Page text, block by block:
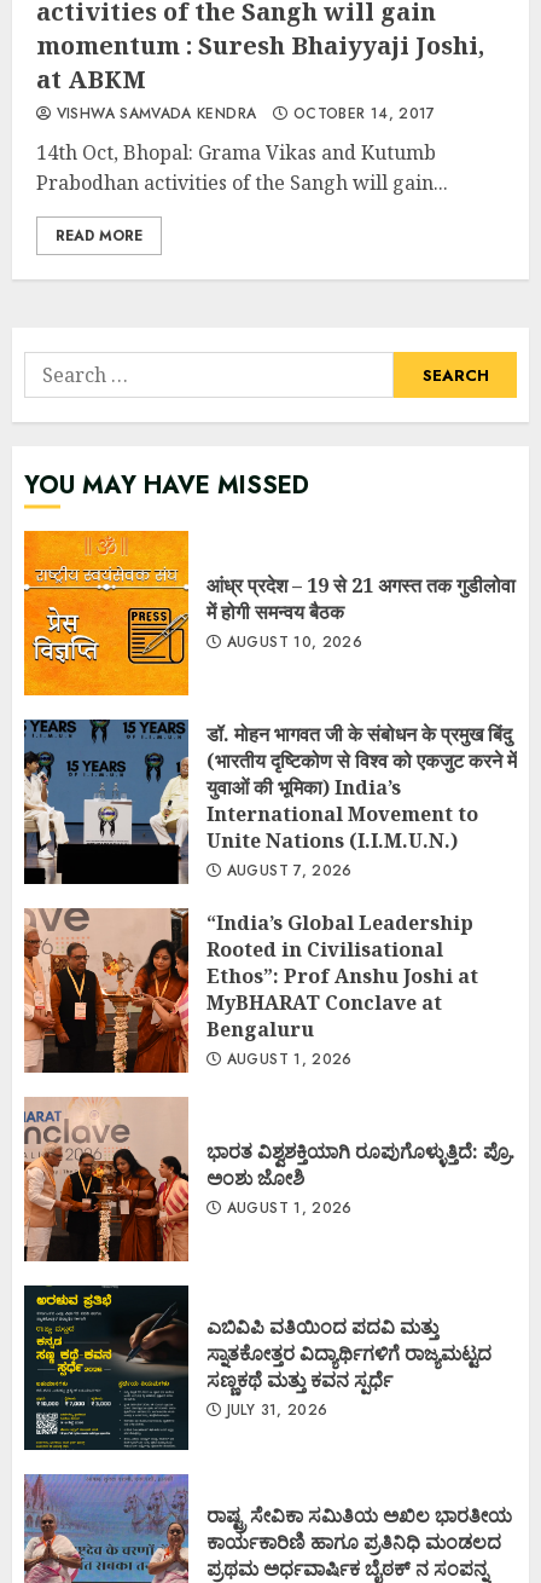
activities of the Sangh will gain
momentum : Suresh Bhaiyyaji Joshi,
at ABKM
VISHWA SAMVADA KENDRA OCTOBER 14, 2017
14th Oct, Bhopal: Grama Vikas and Kutumb
Prabodhan activities of the Sangh will gain...
READ MORE
Search
for:
YOU MAY HAVE MISSED
आंध्र प्रदेश – 19 से 21 अगस्त तक गुडीलोवा
में होगी समन्वय बैठक
AUGUST 10, 2026
डॉ. मोहन भागवत जी के संबोधन के प्रमुख बिंदु
(भारतीय दृष्टिकोण से विश्व को एकजुट करने में
युवाओं की भूमिका) India’s
International Movement to
Unite Nations (I.I.M.U.N.)
AUGUST 7, 2026
“India’s Global Leadership
Rooted in Civilisational
Ethos”: Prof Anshu Joshi at
MyBHARAT Conclave at
Bengaluru
AUGUST 1, 2026
ಭಾರತ ವಿಶ್ವಶಕ್ತಿಯಾಗಿ ರೂಪುಗೊಳ್ಳುತ್ತಿದೆ: ಪ್ರೊ.
ಅಂಶು ಜೋಶಿ
AUGUST 1, 2026
ಎಬಿವಿಪಿ ವತಿಯಿಂದ ಪದವಿ ಮತ್ತು
ಸ್ನಾತಕೋತ್ತರ ವಿದ್ಯಾರ್ಥಿಗಳಿಗೆ ರಾಜ್ಯಮಟ್ಟದ
ಸಣ್ಣಕಥೆ ಮತ್ತು ಕವನ ಸ್ಪರ್ಧೆ
JULY 31, 2026
ರಾಷ್ಟ್ರ ಸೇವಿಕಾ ಸಮಿತಿಯ ಅಖಿಲ ಭಾರತೀಯ
ಕಾರ್ಯಕಾರಿಣಿ ಹಾಗೂ ಪ್ರತಿನಿಧಿ ಮಂಡಲದ
ಪ್ರಥಮ ಅರ್ಧವಾರ್ಷಿಕ ಬೈಠಕ್ ನ ಸಂಪನ್ನ